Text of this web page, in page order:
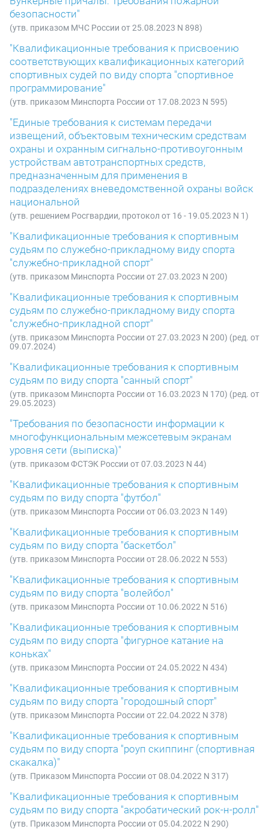
безопасности"
(утв. приказом МЧС России от 25.08.2023 N 898)
"Квалификационные требования к присвоению
соответствующих квалификационных категорий
спортивных судей по виду спорта "спортивное
программирование"
(утв. приказом Минспорта России от 17.08.2023 N 595)
"Единые требования к системам передачи
извещений, объектовым техническим средствам
охраны и охранным сигнально-противоугонным
устройствам автотранспортных средств,
предназначенным для применения в
подразделениях вневедомственной охраны войск
национальной
(утв. решением Росгвардии, протокол от 16 - 19.05.2023 N 1)
"Квалификационные требования к спортивным
судьям по служебно-прикладному виду спорта
"служебно-прикладной спорт"
(утв. приказом Минспорта России от 27.03.2023 N 200)
"Квалификационные требования к спортивным
судьям по служебно-прикладному виду спорта
"служебно-прикладной спорт"
(утв. приказом Минспорта России от 27.03.2023 N 200) (ред. от
09.07.2024)
"Квалификационные требования к спортивным
судьям по виду спорта "санный спорт"
(утв. приказом Минспорта России от 16.03.2023 N 170) (ред. от
29.05.2023)
"Требования по безопасности информации к
многофункциональным межсетевым экранам
уровня сети (выписка)"
(утв. приказом ФСТЭК России от 07.03.2023 N 44)
"Квалификационные требования к спортивным
судьям по виду спорта "футбол"
(утв. приказом Минспорта России от 06.03.2023 N 149)
"Квалификационные требования к спортивным
судьям по виду спорта "баскетбол"
(утв. приказом Минспорта России от 28.06.2022 N 553)
"Квалификационные требования к спортивным
судьям по виду спорта "волейбол"
(утв. приказом Минспорта России от 10.06.2022 N 516)
"Квалификационные требования к спортивным
судьям по виду спорта "фигурное катание на
коньках"
(утв. приказом Минспорта России от 24.05.2022 N 434)
"Квалификационные требования к спортивным
судьям по виду спорта "городошный спорт"
(утв. приказом Минспорта России от 22.04.2022 N 378)
"Квалификационные требования к спортивным
судьям по виду спорта "роуп скиппинг (спортивная
скакалка)"
(утв. Приказом Минспорта России от 08.04.2022 N 317)
"Квалификационные требования к спортивным
судьям по виду спорта "акробатический рок-н-ролл"
(утв. Приказом Минспорта России от 05.04.2022 N 290)